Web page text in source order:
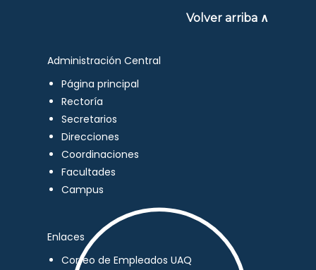
Volver arriba ∧
Administración Central
Página principal
Rectoría
Secretarios
Direcciones
Coordinaciones
Facultades
Campus
Enlaces
Correo de Empleados UAQ